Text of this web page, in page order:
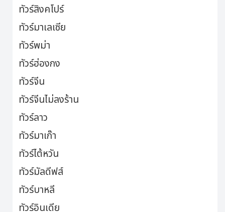
ทัวร์สิงคโปร์
ทัวร์มาเลเซีย
ทัวร์พม่า
ทัวร์ฮ่องกง
ทัวร์จีน
ทัวร์จีนไม่ลงร้าน
ทัวร์ลาว
ทัวร์มาเก๊า
ทัวร์ไต้หวัน
ทัวร์มัลดีฟส์
ทัวร์บาหลี
ทัวร์อินเดีย